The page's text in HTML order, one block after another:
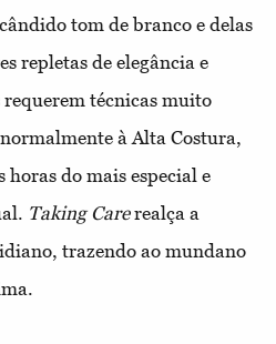
tom de branco e delas
repletas de elegância e
técnicas muito
à Alta Costura,
do mais especial e
Taking Carerealça a
trazendo ao mundano